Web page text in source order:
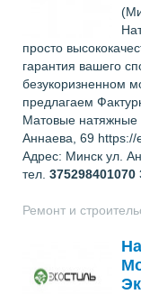
просто
гарантия вашего
безукоризненном
предлагаем
Матовые натяжные
Аннаева, 69 https://
Адрес: Минск ул.
тел. 375298401070
Ремонт и